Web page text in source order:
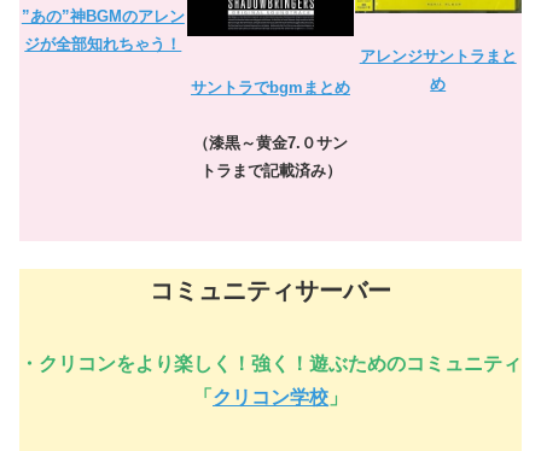
”あの”神BGMのアレン
ジが全部知れちゃう！
サントラでbgmまとめ
（漆黒～黄金7.０サン
トラまで記載済み）
アレンジサントラまと
め
コミュニティサーバー
・ クリコンをより楽しく！強く！遊ぶためのコミュニティ
「 クリコン学校 」